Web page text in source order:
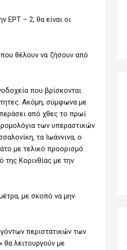
ΕΡΤ – 2, θα είναι οι
που θέλουν να ζήσουν από
που βρίσκονται
Ακόμη, σύμφωνα με
από χθες το πρωί
των υπεραστικών
τα Ιωάννινα, ο
με τελικό προορισμό
Κορινθίας με την
με σκοπό να μην
περιστατικών των
θα λειτουργούν με